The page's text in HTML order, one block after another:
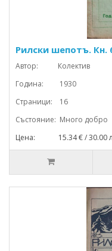
Рилски шепотъ. Кн.
Автор: Колектив
Година: 1930
Страници: 16
Състояние: Много добро
Цена: 15.34 € / 30.00